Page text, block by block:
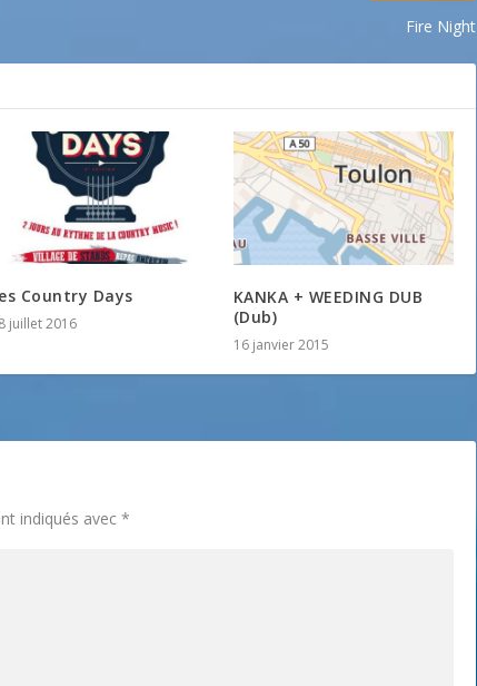
Fire Night
Country Days
juillet 2016
KANKA + WEEDING DUB
(Dub)
16 janvier 2015
indiqués avec*